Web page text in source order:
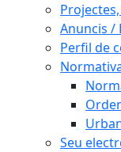
Anuncis /
Perfil de
Seu